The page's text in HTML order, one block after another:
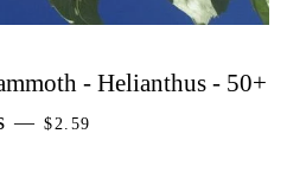
- Helianthus - 50+
— PREZZO DI LISTINO
$2.59